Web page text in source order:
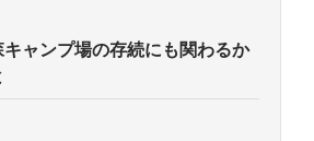
ャンプ場の存続にも関わるか